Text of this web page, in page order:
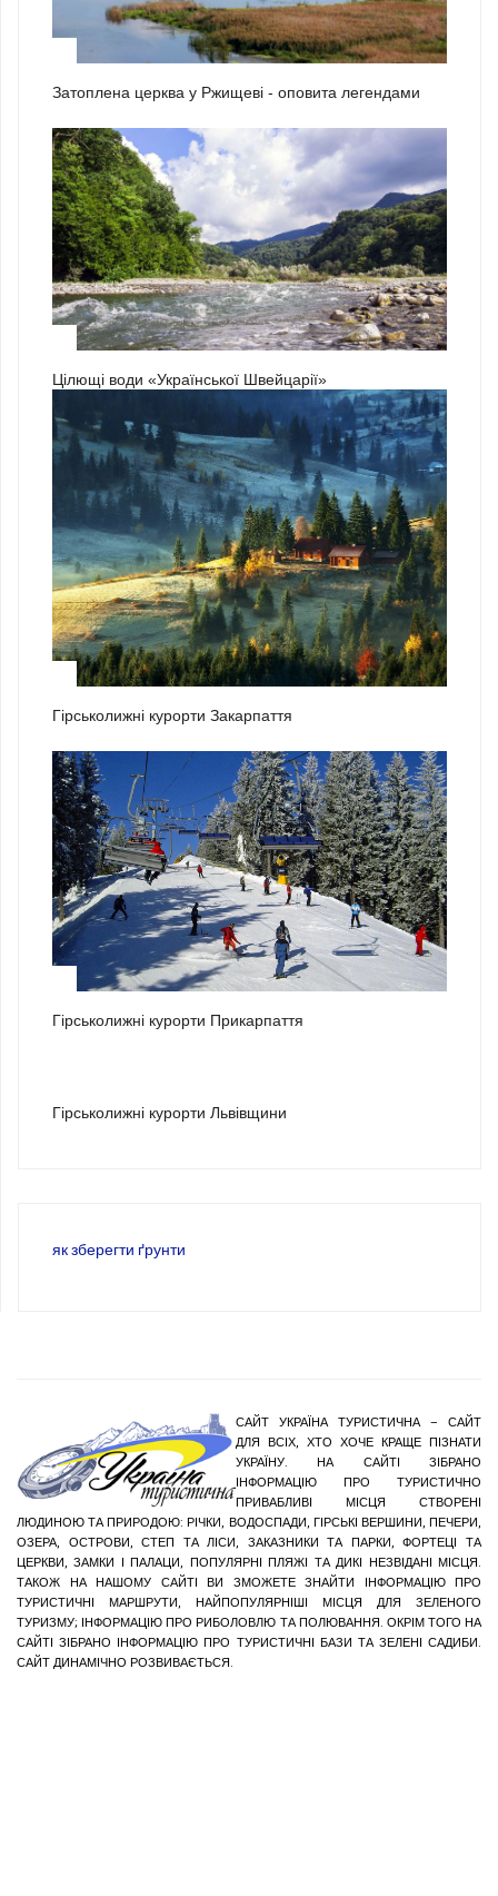
Затоплена церква у Ржищеві - оповита легендами
Цілющі води «Української Швейцарії»
Гірськолижні курорти Закарпаття
Гірськолижні курорти Прикарпаття
Гірськолижні курорти Львівщини
як зберегти ґрунти
САЙТ УКРАЇНА ТУРИСТИЧНА – САЙТ
ДЛЯ ВСІХ, ХТО ХОЧЕ КРАЩЕ ПІЗНАТИ
УКРАЇНУ. НА САЙТІ ЗІБРАНО
ІНФОРМАЦІЮ ПРО ТУРИСТИЧНО
ПРИВАБЛИВІ МІСЦЯ СТВОРЕНІ
ЛЮДИНОЮ ТА ПРИРОДОЮ: РІЧКИ, ВОДОСПАДИ, ГІРСЬКІ ВЕРШИНИ, ПЕЧЕРИ,
ОЗЕРА, ОСТРОВИ, СТЕП ТА ЛІСИ, ЗАКАЗНИКИ ТА ПАРКИ, ФОРТЕЦІ ТА
ЦЕРКВИ, ЗАМКИ І ПАЛАЦИ, ПОПУЛЯРНІ ПЛЯЖІ ТА ДИКІ НЕЗВІДАНІ МІСЦЯ.
ТАКОЖ НА НАШОМУ САЙТІ ВИ ЗМОЖЕТЕ ЗНАЙТИ ІНФОРМАЦІЮ ПРО
ТУРИСТИЧНІ МАРШРУТИ, НАЙПОПУЛЯРНІШІ МІСЦЯ ДЛЯ ЗЕЛЕНОГО
ТУРИЗМУ; ІНФОРМАЦІЮ ПРО РИБОЛОВЛЮ ТА ПОЛЮВАННЯ. ОКРІМ ТОГО НА
САЙТІ ЗІБРАНО ІНФОРМАЦІЮ ПРО ТУРИСТИЧНІ БАЗИ ТА ЗЕЛЕНІ САДИБИ.
САЙТ ДИНАМІЧНО РОЗВИВАЄТЬСЯ.